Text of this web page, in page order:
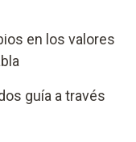
en los valores
guía a través